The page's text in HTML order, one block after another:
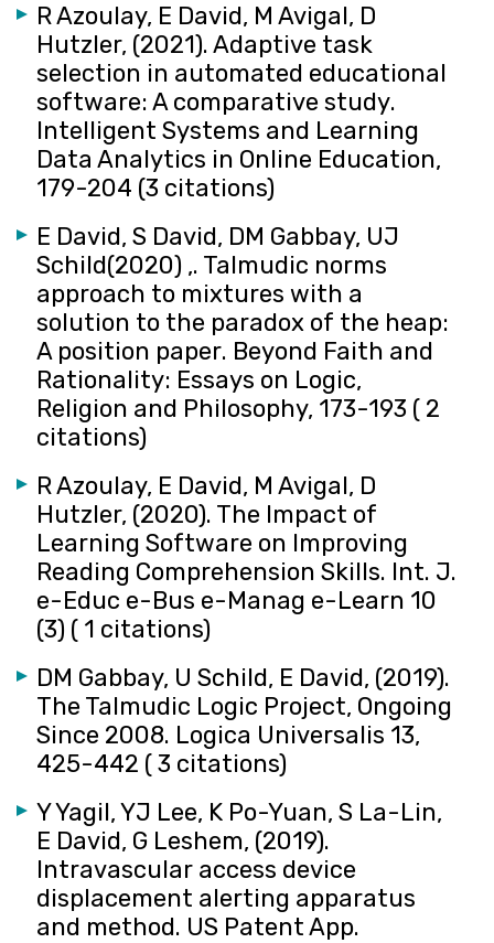
R Azoulay, E David, M Avigal, D
Hutzler, (2021). Adaptive task
selection in automated educational
software: A comparative study‏.
Intelligent Systems and Learning
Data Analytics in Online Education,
179-204‏ (3 citations)
E David, S David, DM Gabbay, UJ
Schild‏, (2020). Talmudic norms
approach to mixtures with a
solution to the paradox of the heap:
A position paper‏. Beyond Faith and
Rationality: Essays on Logic,
Religion and Philosophy, 173-193‏ ( 2
citations)
R Azoulay, E David, M Avigal, D
Hutzler, (2020). The Impact of
Learning Software on Improving
Reading Comprehension Skills‏. Int. J.
e-Educ e-Bus e-Manag e-Learn 10
(3)‏ ( 1 citations)
DM Gabbay, U Schild, E David, (2019).
The Talmudic Logic Project, Ongoing
Since 2008‏. Logica Universalis 13,
425-442‏ ( 3 citations)
Y Yagil, YJ Lee, K Po-Yuan, S La-Lin,
E David, G Leshem, (2019).
Intravascular access device
displacement alerting apparatus
and method‏. US Patent App.